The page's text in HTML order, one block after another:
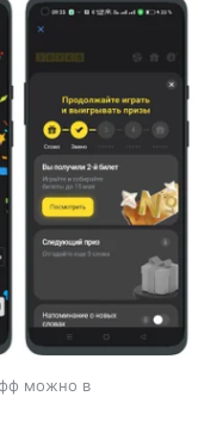
можно в